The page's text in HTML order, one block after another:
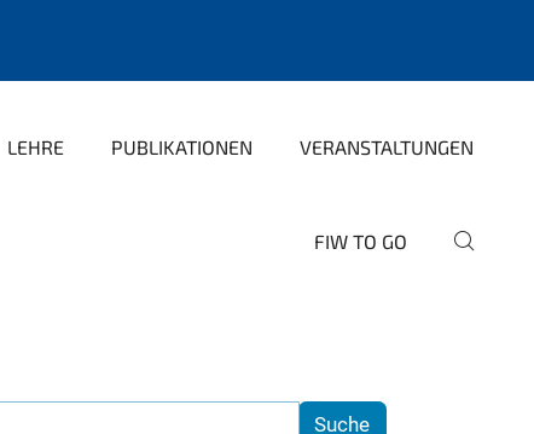
LEHRE PUBLIKATIONEN VERANSTALTUNGEN
FIW TO GO